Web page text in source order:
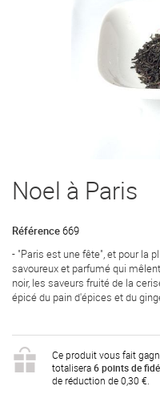
Noel à Paris
Référence669
- "Paris est une fête", et pour la
savoureux et parfumé qui
noir, les saveurs fruité de la
épicé du pain d'épices et du
Ce produit vous fait
totalisera 6 points de
de réduction de 0,30 €.